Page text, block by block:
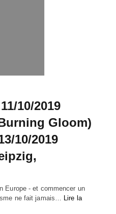
10/2019
Gloom)
10/2019
Europe - et commencer un
ne fait jamais… Lire la